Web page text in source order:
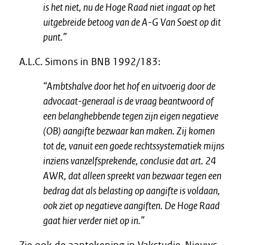
is het niet, nu de Hoge Raad niet ingaat op het
uitgebreide betoog van de A-G Van Soest op dit
punt.”
A.L.C. Simons in BNB 1992/183:
“Ambtshalve door het hof en uitvoerig door de
advocaat-generaal is de vraag beantwoord of
een belanghebbende tegen zijn eigen negatieve
(OB) aangifte bezwaar kan maken. Zij komen
tot de, vanuit een goede rechtssystematiek mijns
inziens vanzelfsprekende, conclusie dat art. 24
AWR, dat alleen spreekt van bezwaar tegen een
bedrag dat als belasting op aangifte is voldaan,
ook ziet op negatieve aangiften. De Hoge Raad
gaat hier verder niet op in.”